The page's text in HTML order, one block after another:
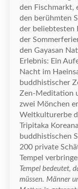
den Fischmarkt,
den berühmten
der beliebtesten
der
den Gayasan
Erlebnis: Ein
Nacht im
buddhistischer
Zen-Meditation
zwei Mönchen
Weltkulturerbe
Tripitaka
buddhistischen
200 private Schä
Tempel
Tempel bedeutet,
müssen. Männer